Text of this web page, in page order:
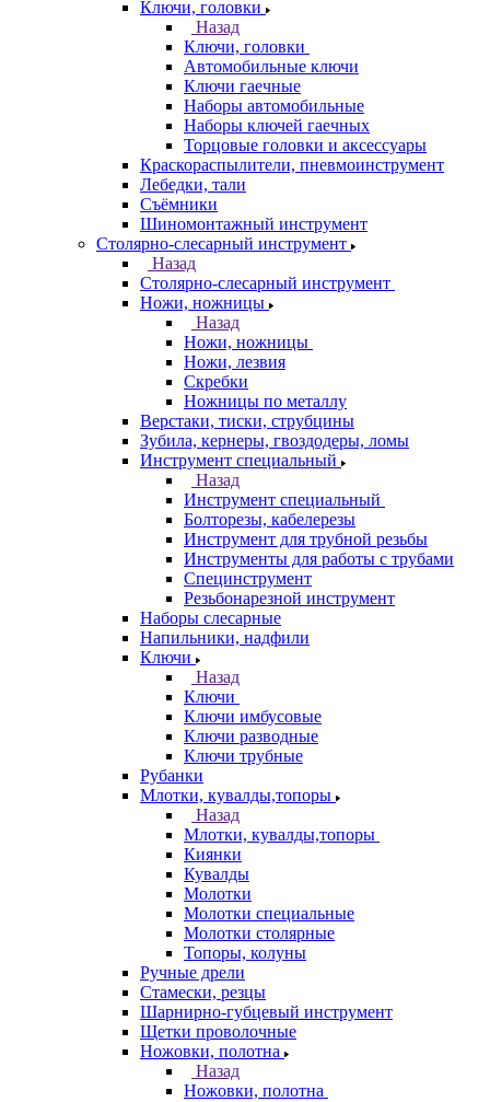
Ключи, головки
Назад
Ключи, головки
Автомобильные ключи
Ключи гаечные
Наборы автомобильные
Наборы ключей гаечных
Торцовые головки и аксессуары
Краскораспылители, пневмоинструмент
Лебедки, тали
Съёмники
Шиномонтажный инструмент
Столярно-слесарный инструмент
Назад
Столярно-слесарный инструмент
Ножи, ножницы
Назад
Ножи, ножницы
Ножи, лезвия
Скребки
Ножницы по металлу
Верстаки, тиски, струбцины
Зубила, кернеры, гвоздодеры, ломы
Инструмент специальный
Назад
Инструмент специальный
Болторезы, кабелерезы
Инструмент для трубной резьбы
Инструменты для работы с трубами
Специнструмент
Резьбонарезной инструмент
Наборы слесарные
Напильники, надфили
Ключи
Назад
Ключи
Ключи имбусовые
Ключи разводные
Ключи трубные
Рубанки
Млотки, кувалды,топоры
Назад
Млотки, кувалды,топоры
Киянки
Кувалды
Молотки
Молотки специальные
Молотки столярные
Топоры, колуны
Ручные дрели
Стамески, резцы
Шарнирно-губцевый инструмент
Щетки проволочные
Ножовки, полотна
Назад
Ножовки, полотна